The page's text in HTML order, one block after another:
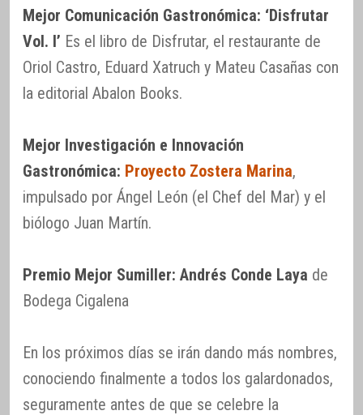
Mejor Comunicación Gastronómica: ‘Disfrutar
Vol. I’ Es el libro de Disfrutar, el restaurante de
Oriol Castro, Eduard Xatruch y Mateu Casañas con
la editorial Abalon Books.
Mejor Investigación e Innovación
Gastronómica: Proyecto Zostera Marina,
impulsado por Ángel León (el Chef del Mar) y el
biólogo Juan Martín.
Premio Mejor Sumiller: Andrés Conde Laya de
Bodega Cigalena
En los próximos días se irán dando más nombres,
conociendo finalmente a todos los galardonados,
seguramente antes de que se celebre la